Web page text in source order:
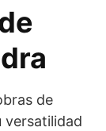
de
versatilidad